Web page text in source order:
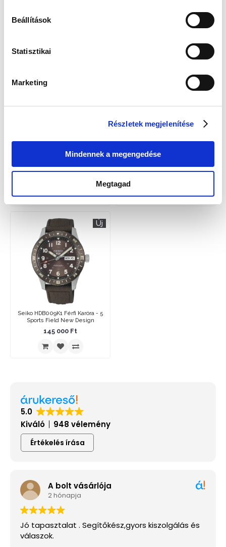
Beállítások
Statisztikai
Marketing
Részletek megjelenítése
Mindennek a megengedése
Megtagad
Sports Field New Design
Sports Field New Design
Sports Field New Design
Új
Seiko HDB009K1 Férfi Karóra - 5
Sports Field New Design
145 000 Ft